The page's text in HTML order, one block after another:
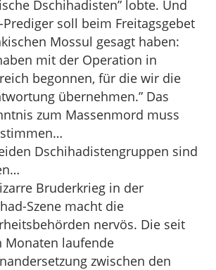
Dschihadisten” lobte. Und
Prediger soll beim Freitagsgebet
Mossul gesagt haben:
mit der Operation in
begonnen, für die wir die
übernehmen.” Das
zum Massenmord muss
Dschihadistengruppen sind
Bruderkrieg in der
Szene macht die
nervös. Die seit
Monaten laufende
zwischen den